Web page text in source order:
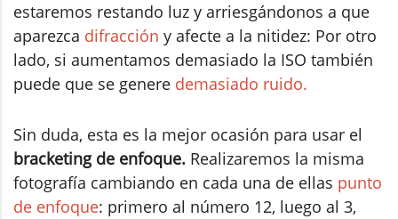
estaremos restando luz y arriesgándonos a que
aparezca difracción y afecte a la nitidez: Por otro
lado, si aumentamos demasiado la ISO también
puede que se genere demasiado ruido.
Sin duda, esta es la mejor ocasión para usar el
bracketing de enfoque. Realizaremos la misma
fotografía cambiando en cada una de ellas punto
de enfoque: primero al número 12, luego al 3,